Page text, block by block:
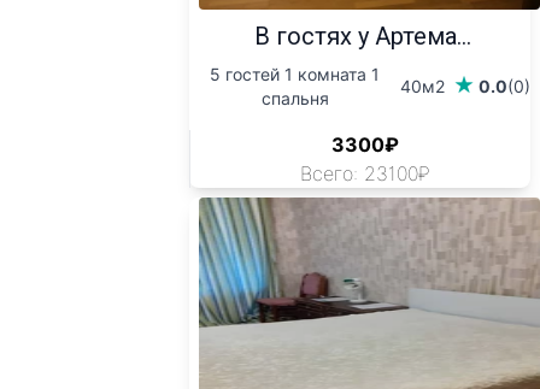
В гостях у Артема...
5 гостей 1 комната 1
спальня
40м2 0.0(0)
3300₽
Всего: 23100₽